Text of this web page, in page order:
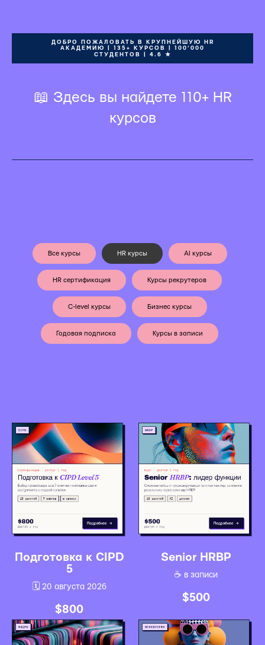
ДОБРО ПОЖАЛОВАТЬ В КРУПНЕЙШУЮ HR
АКАДЕМИЮ | 135+ КУРСОВ | 100'000
СТУДЕНТОВ | 4.6 ★
📖 Здесь вы найдете 110+ HR
курсов
Все курсы HR курсы AI курсы
HR сертификация Курсы рекрутеров
C-level курсы Бизнес курсы
Годовая подписка Курсы в записи
Подготовка к CIPD
5
🗓️ 20 августа 2026
$800
Senior HRBP
☕️ в записи
$500